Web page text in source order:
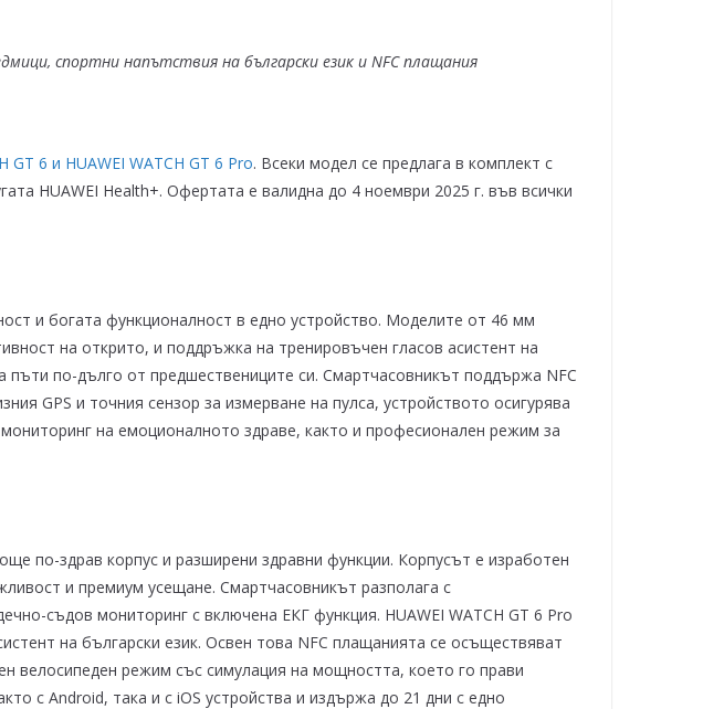
спортни напътствия на български език и NFCплащания
GT 6 и HUAWEI WATCH GT 6 Pro. Всеки модел се предлага в комплект с
HUAWEI Health+. Офертата е валидна до 4 ноември 2025 г. във всички
и богата функционалност в едно устройство. Моделите от 46 мм
на открито, и поддръжка на тренировъчен гласов асистент на
по-дълго от предшествениците си. Смартчасовникът поддържа NFC
GPS и точния сензор за измерване на пулса, устройството осигурява
на емоционалното здраве, както и професионален режим за
по-здрав корпус и разширени здравни функции. Корпусът е изработен
и премиум усещане. Смартчасовникът разполага с
съдов мониторинг с включена ЕКГ функция. HUAWEI WATCH GT 6 Pro
на български език. Освен това NFC плащанията се осъществяват
велосипедeн режим със симулация на мощността, което го прави
с Android, така и с iOS устройства и издържа до 21 дни с едно